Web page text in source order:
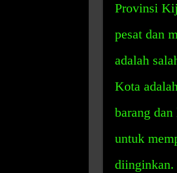
Provinsi
pesat dan
adalah
Kota
barang
untuk
diinginkan.